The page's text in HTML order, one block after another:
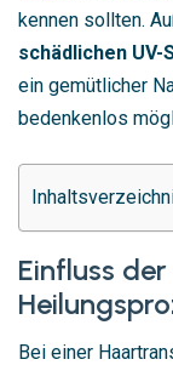
kennen sollten.
schädlichen UV-
ein gemütlicher
bedenkenlos
Einfluss
Bei einer